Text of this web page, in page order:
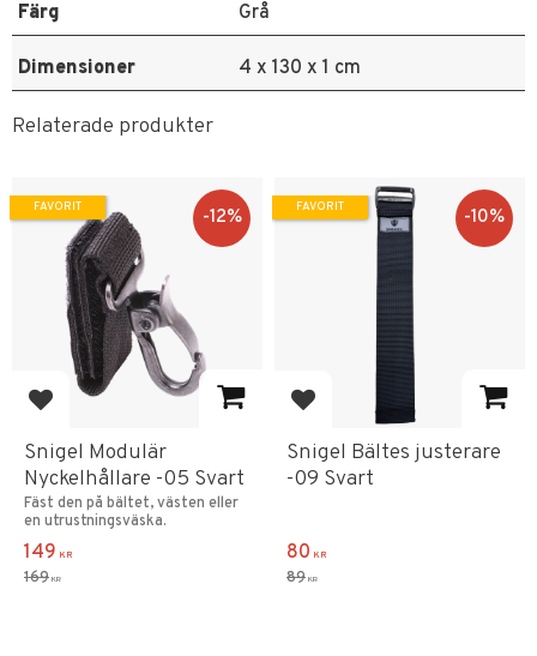
Färg Grå
Dimensioner 4 x 130 x 1 cm
Relaterade produkter
Lägg till i favoriter
Snigel Modulär
Nyckelhållare -05 Svart
Fäst den på bältet, västen eller
en utrustningsväska.
149 KR
169 KR
12%
FAVORIT
Lägg till i favoriter
Snigel Bältes justerare
-09 Svart
80 KR
89 KR
10%
FAVORIT